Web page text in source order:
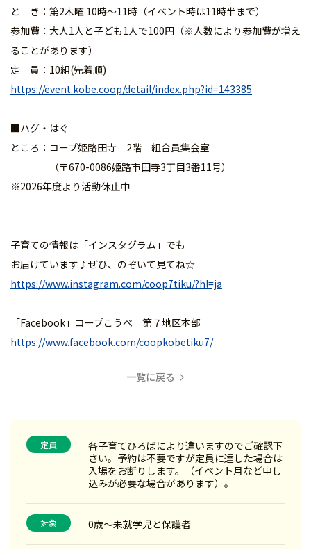
と き：第2木曜 10時～11時（イベント時は11時半まで）
参加費：大人1人と子ども1人で100円（※人数により参加費が増え
ることがあります）
定 員：10組(先着順)
https://event.kobe.coop/detail/index.php?id=143385
■ハグ・はぐ
ところ：コープ姫路田寺 2階 組合員集会室
（〒670-0086姫路市田寺3丁目3番11号）
※2026年度より活動休止中
子育ての情報は「インスタグラム」でも
お届けています♪ぜひ、のぞいて見てね☆
https://www.instagram.com/coop7tiku/?hl=ja
「Facebook」コープこうべ 第７地区本部
https://www.facebook.com/coopkobetiku7/
一覧に戻る
定員
各子育てひろばにより違いますのでご確認下
さい。予約は不要ですが定員に達した場合は
入場をお断りします。（イベント月など申し
込みが必要な場合があります）。
対象 0歳～未就学児と保護者